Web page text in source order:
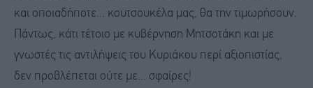
και οποιαδήποτε... κουτσουκέλα μας, θα την τιμωρήσουν.
Πάντως, κάτι τέτοιο με κυβέρνηση Μητσοτάκη και με
γνωστές τις αντιλήψεις του Κυριάκου περί αξιοπιστίας,
δεν προβλέπεται ούτε με... σφαίρες!